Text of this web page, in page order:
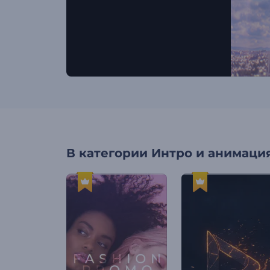
В категории Интро и